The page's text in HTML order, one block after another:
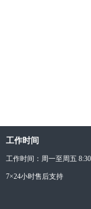
工作时间
工作时间：周一至周五
7×24小时售后支持